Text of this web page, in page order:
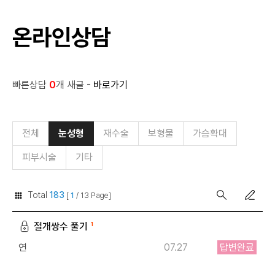
온라인상담
빠른상담 0개 새글 - 바로가기
전체 눈성형 재수술 보형물 가슴확대
피부시술 기타
Total 183 [ 1 / 13 Page]
절개쌍수 풀기 1
연 07.27 답변완료